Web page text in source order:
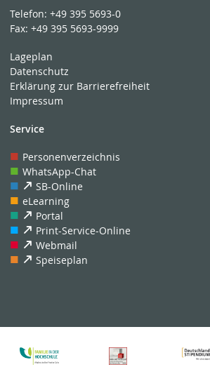
Telefon:+49 395 5693-0
Fax:+49 395 5693-9999
Lageplan
Datenschutz
Erklärung zur Barrierefreiheit
Impressum
Service
Personenverzeichnis
WhatsApp-Chat
SB-Online
eLearning
Portal
Print-Service-Online
Webmail
Speiseplan